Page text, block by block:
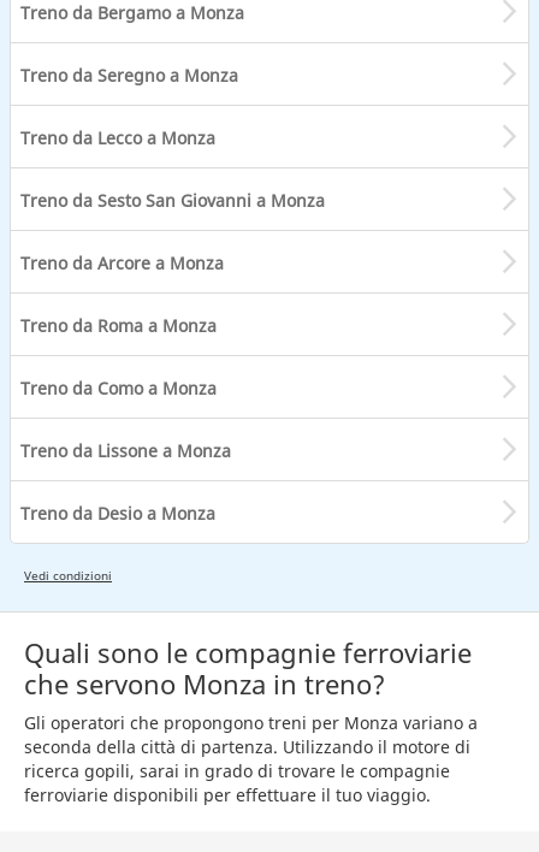
Treno da Bergamo a Monza
Treno da Seregno a Monza
Treno da Lecco a Monza
Treno da Sesto San Giovanni a Monza
Treno da Arcore a Monza
Treno da Roma a Monza
Treno da Como a Monza
Treno da Lissone a Monza
Treno da Desio a Monza
Vedi condizioni
Quali sono le compagnie ferroviarie
che servono Monza in treno?
Gli operatori che propongono treni per Monza variano a
seconda della città di partenza. Utilizzando il motore di
ricerca gopili, sarai in grado di trovare le compagnie
ferroviarie disponibili per effettuare il tuo viaggio.